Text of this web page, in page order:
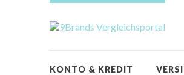
KONTO & KREDIT